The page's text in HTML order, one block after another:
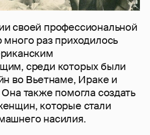
своей профессиональной
раз приходилось
среди которых были
во Вьетнаме, Ираке и
также помогла создать
которые стали
насилия.